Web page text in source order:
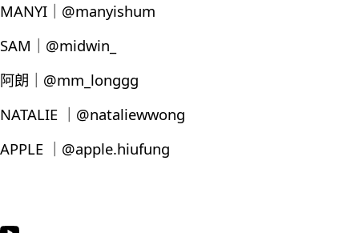
MANYI｜@manyishum
SAM｜@midwin_
阿朗｜@mm_longgg
NATALIE ｜@nataliewwong
APPLE ｜@apple.hiufung